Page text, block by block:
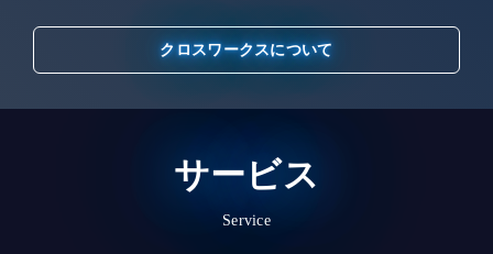
クロスワークスについて
サービス
Service